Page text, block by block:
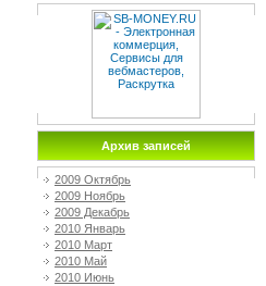
Архив записей
2009 Октябрь
2009 Ноябрь
2009 Декабрь
2010 Январь
2010 Март
2010 Май
2010 Июнь